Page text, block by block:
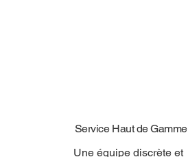
Service Haut de Gamme
Une équipe discrète et